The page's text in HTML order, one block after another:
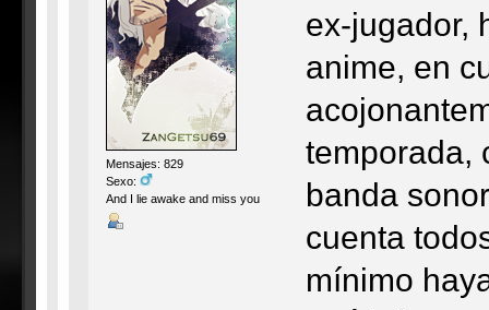
Mensajes: 829
Sexo:
And I lie awake and miss you
ex-jugador,
anime, en
temporada,
banda
cuenta
mínimo